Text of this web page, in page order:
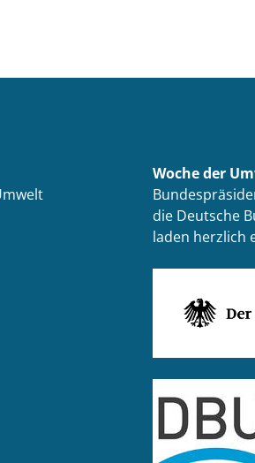
Woche der
die Deutsche
laden herzlich